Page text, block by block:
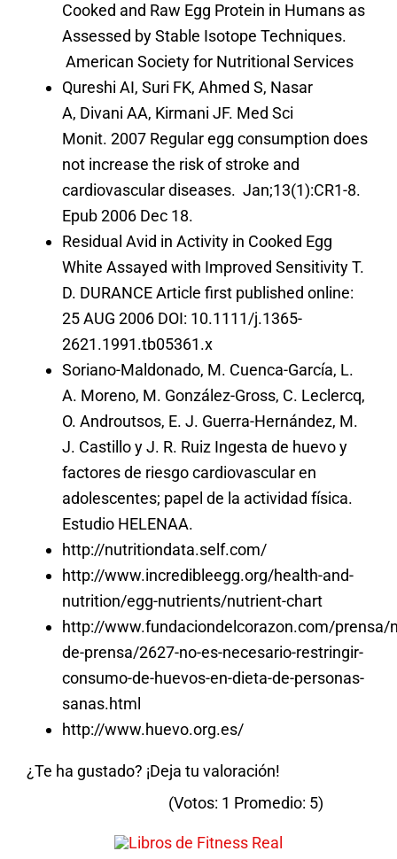
Cooked and Raw Egg Protein in Humans as
Assessed by Stable Isotope Techniques.
American Society for Nutritional Services
Qureshi AI, Suri FK, Ahmed S, Nasar
A, Divani AA, Kirmani JF. Med Sci
Monit. 2007 Regular egg consumption does
not increase the risk of stroke and
cardiovascular diseases. Jan;13(1):CR1-8.
Epub 2006 Dec 18.
Residual Avid in Activity in Cooked Egg
White Assayed with Improved Sensitivity T.
D. DURANCE Article first published online:
25 AUG 2006 DOI: 10.1111/j.1365-
2621.1991.tb05361.x
Soriano-Maldonado, M. Cuenca-García, L.
A. Moreno, M. González-Gross, C. Leclercq,
O. Androutsos, E. J. Guerra-Hernández, M.
J. Castillo y J. R. Ruiz Ingesta de huevo y
factores de riesgo cardiovascular en
adolescentes; papel de la actividad física.
Estudio HELENAA.
http://nutritiondata.self.com/
http://www.incredibleegg.org/health-and-
nutrition/egg-nutrients/nutrient-chart
http://www.fundaciondelcorazon.com/prensa/
de-prensa/2627-no-es-necesario-restringir-
consumo-de-huevos-en-dieta-de-personas-
sanas.html
http://www.huevo.org.es/
¿Te ha gustado? ¡Deja tu valoración!
(Votos: 1 Promedio: 5)